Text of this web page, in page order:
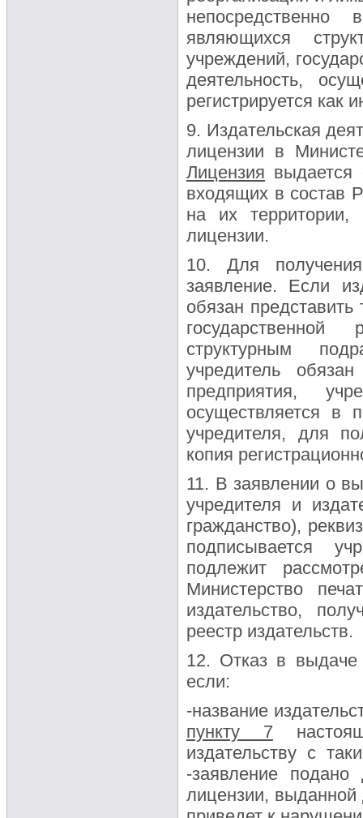
непосредственно
являющихся
учреждений,
деятельность,
регистрируется как
9. Издательская
лицензии в
Лицензия выдается
входящих в состав
на их
лицензии.
10. Для
заявление. Если
обязан
структурным
учредитель
предприятия,
осуществляется в
учредителя, для
копия
11. В заявлении о
учредителя и
гражданство),
подписывается
подлежит
Министерство
издательство,
реестр издательств.
12. Отказ в выдаче
если:
-название
пункту 7
издательству с
-заявление
лицензии, выданной